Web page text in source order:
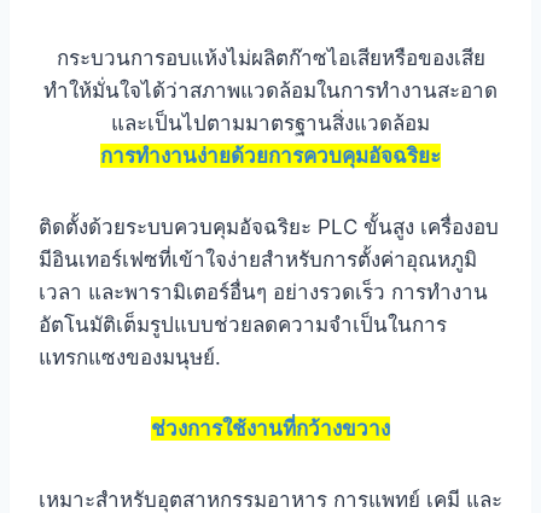
กระบวนการอบแห้งไม่ผลิตก๊าซไอเสียหรือของเสีย
ทำให้มั่นใจได้ว่าสภาพแวดล้อมในการทำงานสะอาด
และเป็นไปตามมาตรฐานสิ่งแวดล้อม
การทำงานง่ายด้วยการควบคุมอัจฉริยะ
ติดตั้งด้วยระบบควบคุมอัจฉริยะ PLC ขั้นสูง เครื่องอบ
มีอินเทอร์เฟซที่เข้าใจง่ายสำหรับการตั้งค่าอุณหภูมิ
เวลา และพารามิเตอร์อื่นๆ อย่างรวดเร็ว การทำงาน
อัตโนมัติเต็มรูปแบบช่วยลดความจำเป็นในการ
แทรกแซงของมนุษย์.
ช่วงการใช้งานที่กว้างขวาง
เหมาะสำหรับอุตสาหกรรมอาหาร การแพทย์ เคมี และ